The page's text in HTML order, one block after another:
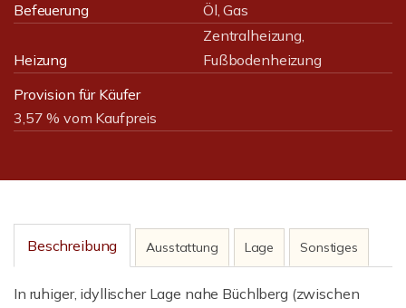
Befeuerung
Öl, Gas
Heizung
Zentralheizung,
Fußbodenheizung
Provision für Käufer
3,57 % vom Kaufpreis
Beschreibung Ausstattung Lage Sonstiges
In ruhiger, idyllischer Lage nahe Büchlberg (zwischen